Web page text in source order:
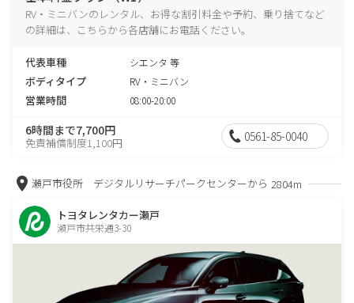
RV・ミニバンのレンタル、お得な割引料金や予約、乗り捨てなど
の詳細は、こちらから各店舗にお電話ください。
代表車種 シエンタ 等
ボディタイプ RV・ミニバン
営業時間 08:00-20:00
6時間まで7,700円
免責補償制度1,100円 0561-85-0040
瀬戸市役所 デジタルリサーチパークセンターから 2804m
トヨタレンタカー瀬戸
瀬戸市共栄通3-30